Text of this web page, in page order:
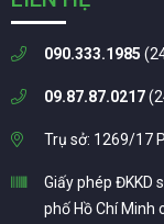
090.333.1985
09.87.87.0217
Trụ sở: 1269/17
Giấy phép ĐKKD
phố Hồ Chí Minh